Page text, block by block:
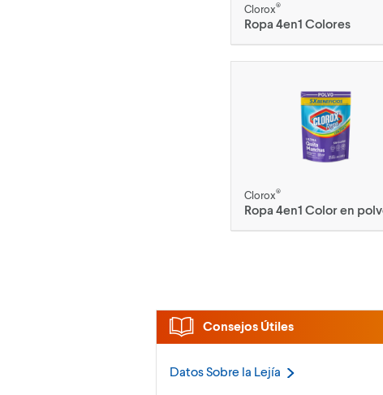
Clorox®
Ropa 4en1 Colores
Clorox®
Ropa 4en1 Color en
Consejos Útiles
Datos Sobre la Lejía